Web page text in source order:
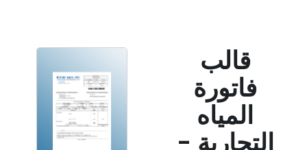
قالب
فاتورة
المياه
التجارية -